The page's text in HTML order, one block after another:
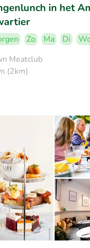
in het
Zo Ma Di
Meatclub
(2km)